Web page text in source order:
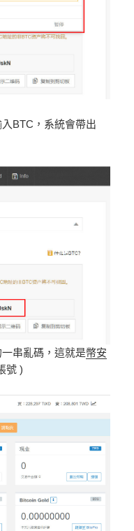
BTC，系統會帶出
串亂碼，這就是幣安
號 )